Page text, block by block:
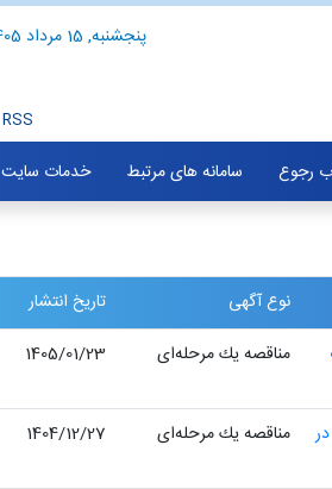
پنجشنبه, 15 مرداد 1405
RSS
رجوع سامانه های مرتبط خدمات سایت
نوع آگهی
تاریخ انتشار
مناقصه یك مرحله‌ای 1405/01/23
مناقصه یك مرحله‌ای 1404/12/27